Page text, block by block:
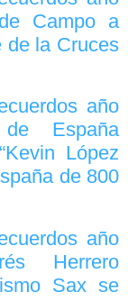
Campo a
de la Cruces
año
España
López
de 800
año
Herrero
Sax se